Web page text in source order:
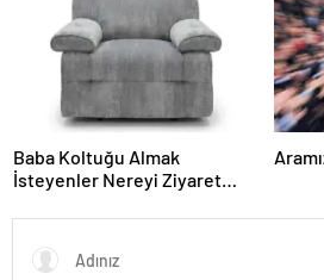
Baba Koltuğu Almak
İsteyenler Nereyi Ziyaret